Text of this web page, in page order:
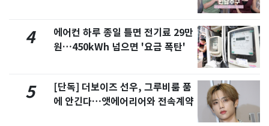
4
에어컨 하루 종일 틀면 전기료 29만
원…450kWh 넘으면 '요금 폭탄'
5
[단독] 더보이즈 선우, 그루비룸 품
에 안긴다…앳에어리어와 전속계약